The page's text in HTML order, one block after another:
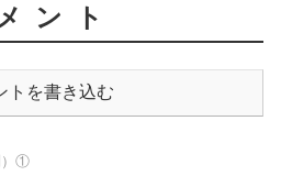
ント
トを書き込む
）①